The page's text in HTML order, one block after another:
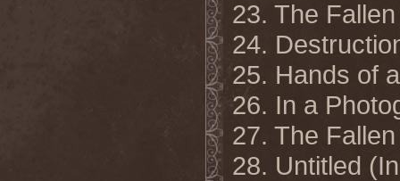
23. The
24.
25. Hands of
26. In a
27. The
28. Untitled